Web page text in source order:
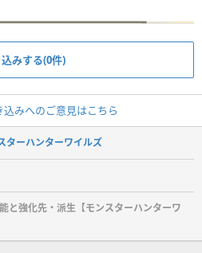
みする(0件)
込みへのご意見はこちら
ターハンターワイルズ
と強化先・派生【モンスターハンターワ